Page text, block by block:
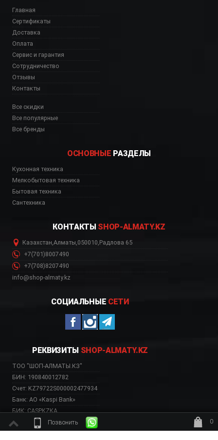
Позвонить
0
ждёт заказ
Главная
Сертификаты
Доставка
Оплата
Сервис и гарантия
Сотрудничество
Отзывы
Контакты
Все скидки
Все популярные
Все бренды
ОСНОВНЫЕ РАЗДЕЛЫ
Кухонная техника
Мелкобытовая техника
Бытовая техника
Сантехника
КОНТАКТЫ SHOP-ALMATY.KZ
Казахстан,Алматы,050010,Радлова 65
+7(701)8007490
+7(708)8207490
info@shop-almaty.kz
СОЦИАЛЬНЫЕ СЕТИ
РЕКВИЗИТЫ SHOP-ALMATY.KZ
ТОО "ШОП-АЛМАТЫ.КЗ"
БИН: 190840012782
Счет: KZ79722S000002477934
Банк: АО «Kaspi Bank»
БИК: CASPKZKA